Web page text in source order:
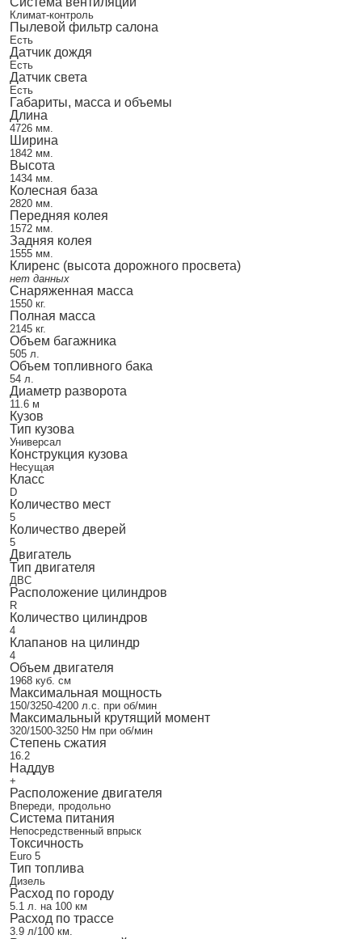
Климат-контроль
Пылевой фильтр салона
Есть
Датчик дождя
Есть
Датчик света
Есть
Габариты, масса и объемы
Длина
4726 мм.
Ширина
1842 мм.
Высота
1434 мм.
Колесная база
2820 мм.
Передняя колея
1572 мм.
Задняя колея
1555 мм.
Клиренс (высота дорожного просвета)
нет данных
Снаряженная масса
1550 кг.
Полная масса
2145 кг.
Объем багажника
505 л.
Объем топливного бака
54 л.
Диаметр разворота
11.6 м
Кузов
Тип кузова
Универсал
Конструкция кузова
Несущая
Класс
D
Количество мест
5
Количество дверей
5
Двигатель
Тип двигателя
ДВС
Расположение цилиндров
R
Количество цилиндров
4
Клапанов на цилиндр
4
Объем двигателя
1968 куб. см
Максимальная мощность
150/3250-4200 л.с. при об/мин
Максимальный крутящий момент
320/1500-3250 Нм при об/мин
Степень сжатия
16.2
Наддув
+
Расположение двигателя
Впереди, продольно
Система питания
Непосредственный впрыск
Токсичность
Euro 5
Тип топлива
Дизель
Расход по городу
5.1 л. на 100 км
Расход по трассе
3.9 л/100 км.